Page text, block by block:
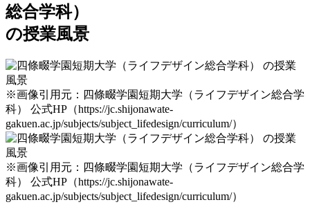
総合学科）
の授業風景
※画像引用元：四條畷学園短期大学（ライフデザイン総合学
科） 公式HP（https://jc.shijonawate-
gakuen.ac.jp/subjects/subject_lifedesign/curriculum/）
※画像引用元：四條畷学園短期大学（ライフデザイン総合学
科） 公式HP（https://jc.shijonawate-
gakuen.ac.jp/subjects/subject_lifedesign/curriculum/）